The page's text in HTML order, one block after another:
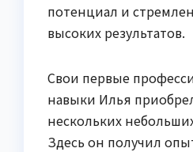
потенциал и
высоких результатов.
Свои первые
навыки Илья
нескольких
Здесь он получил